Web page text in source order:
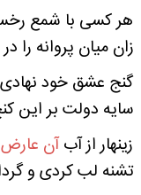
هرکسی با شمع
زان میان پروانه را در
گنج عشق خود نهادی
سایه دولت بر این
زینهار ازآبآن عارض
تشنه لبکردی و